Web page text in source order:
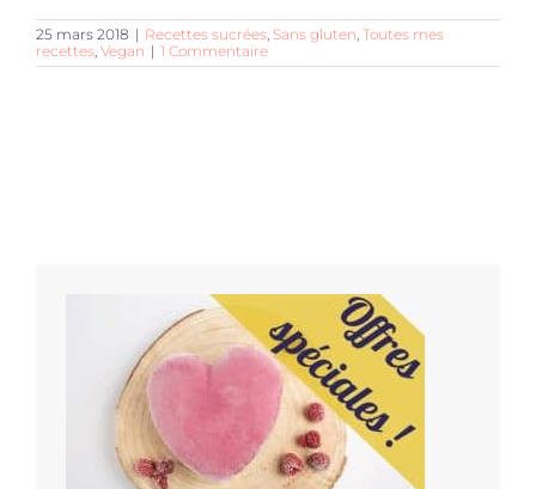
25 mars 2018 | Recettes sucrées, Sans gluten, Toutes mes
recettes, Vegan | 1 Commentaire